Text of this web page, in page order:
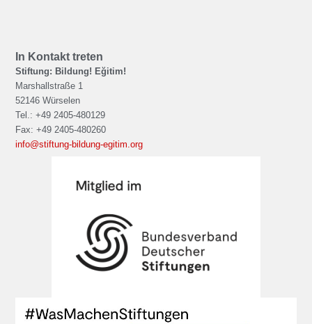
In Kontakt treten
Stiftung: Bildung! Eğitim!
Marshallstraße 1
52146 Würselen
Tel.: +49 2405-480129
Fax: +49 2405-480260
info@stiftung-bildung-egitim.org